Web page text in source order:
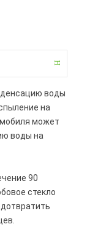
воды
на
может
воды на
90
стекло